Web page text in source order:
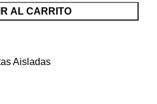
AL CARRITO
Aisladas